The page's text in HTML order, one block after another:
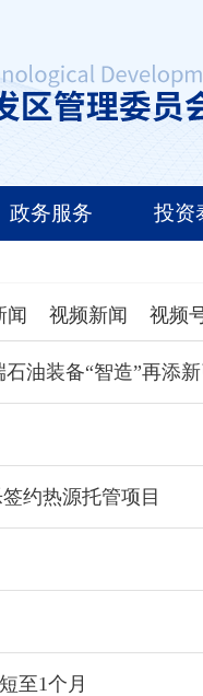
政务服务 投资
闻 视频新闻 视频
油装备“智造”再添
约热源托管项目
至1个月